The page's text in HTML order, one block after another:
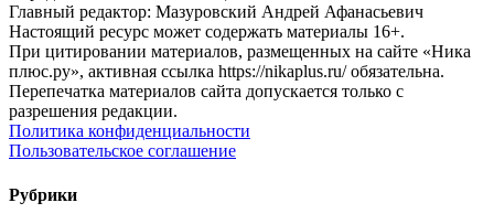
Главный редактор: Мазуровский Андрей Афанасьевич
Настоящий ресурс может содержать материалы 16+.
При цитировании материалов, размещенных на сайте «Ника
плюс.ру», активная ссылка https://nikaplus.ru/ обязательна.
Перепечатка материалов сайта допускается только с
разрешения редакции.
Политика конфиденциальности
Пользовательское соглашение
Рубрики